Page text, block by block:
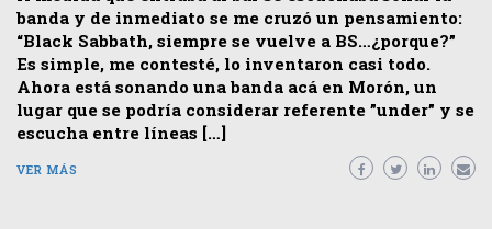
banda y de inmediato se me cruzó un pensamiento:
“Black Sabbath, siempre se vuelve a BS…¿porque?”
Es simple, me contesté, lo inventaron casi todo.
Ahora está sonando una banda acá en Morón, un
lugar que se podría considerar referente ”under” y se
escucha entre líneas […]
VER MÁS